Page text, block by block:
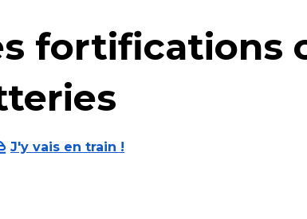
fortifications
J'y vais en train !